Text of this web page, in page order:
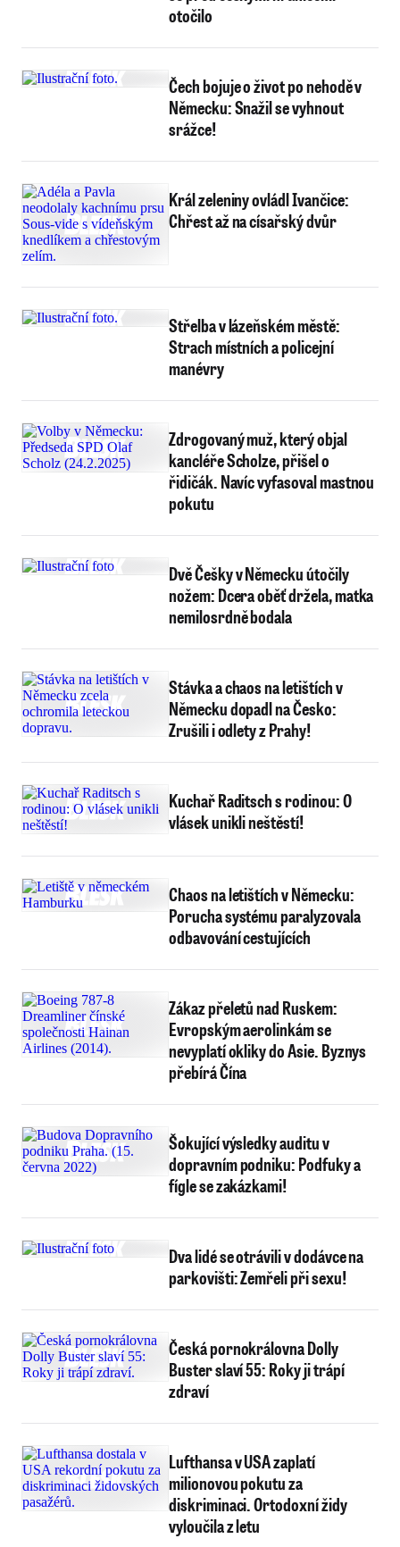
otočilo
Čech bojuje o život po nehodě v
Německu: Snažil se vyhnout
srážce!
Král zeleniny ovládl Ivančice:
Chřest až na císařský dvůr
Střelba v lázeňském městě:
Strach místních a policejní
manévry
Zdrogovaný muž, který objal
kancléře Scholze, přišel o
řidičák. Navíc vyfasoval mastnou
pokutu
Dvě Češky v Německu útočily
nožem: Dcera oběť držela, matka
nemilosrdně bodala
Stávka a chaos na letištích v
Německu dopadl na Česko:
Zrušili i odlety z Prahy!
Kuchař Raditsch s rodinou: O
vlásek unikli neštěstí!
Chaos na letištích v Německu:
Porucha systému paralyzovala
odbavování cestujících
Zákaz přeletů nad Ruskem:
Evropským aerolinkám se
nevyplatí okliky do Asie. Byznys
přebírá Čína
Šokující výsledky auditu v
dopravním podniku: Podfuky a
fígle se zakázkami!
Dva lidé se otrávili v dodávce na
parkovišti: Zemřeli při sexu!
Česká pornokrálovna Dolly
Buster slaví 55: Roky ji trápí
zdraví
Lufthansa v USA zaplatí
milionovou pokutu za
diskriminaci. Ortodoxní židy
vyloučila z letu